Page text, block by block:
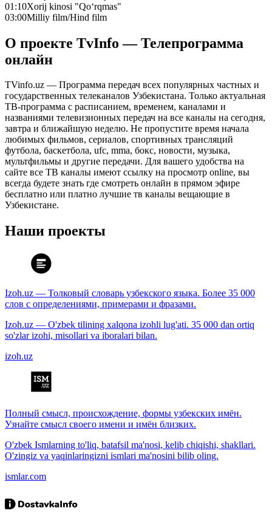
01:10Xorij kinosi "Qo‘rqmas"
03:00Milliy film/Hind film
О проекте TvInfo — Телепрограмма
онлайн
TVinfo.uz — Программа передач всех популярных частных и
государственных телеканалов Узбекистана. Только актуальная
ТВ-программа с расписанием, временем, каналами и
названиями телевизионных передач на все каналы на сегодня,
завтра и ближайшую неделю. Не пропустите время начала
любимых фильмов, сериалов, спортивных трансляций
футбола, баскетбола, ufc, mma, бокс, новости, музыка,
мультфильмы и другие передачи. Для вашего удобства на
сайте все ТВ каналы имеют ссылку на просмотр online, вы
всегда будете знать где смотреть онлайн в прямом эфире
бесплатно или платно лучшие тв каналы вещающие в
Узбекистане.
Наши проекты
Izoh.uz — Толковый словарь узбекского языка. Более 35 000
слов с определениями, примерами и фразами.
Izoh.uz — O'zbek tilining xalqona izohli lug'ati. 35 000 dan ortiq
so'zlar izohi, misollari va iboralari bilan.
izoh.uz
Полный смысл, происхождение, формы узбекских имён.
Узнайте смысл своего имени и имён близких.
O'zbek Ismlarning to'liq, batafsil ma'nosi, kelib chiqishi, shakllari.
O'zingiz va yaqinlaringizni ismlari ma'nosini bilib oling.
ismlar.com